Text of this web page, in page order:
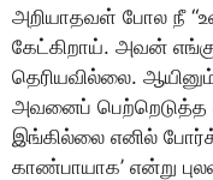
அறியாதவள் போல நீ
கேட்கிறாய். அவன்
தெரியவில்லை.
அவனைப் பெற்றெடுத்த
இங்கில்லை எனில்
காண்பாயாக’ என்று